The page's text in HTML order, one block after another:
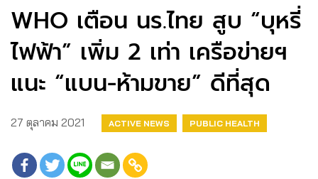
WHO เตือน นร.ไทย สูบ “บุหรี่
ไฟฟ้า” เพิ่ม 2 เท่า เครือข่ายฯ
แนะ “แบน-ห้ามขาย” ดีที่สุด
27 ตุลาคม 2021 ACTIVE NEWS PUBLIC HEALTH